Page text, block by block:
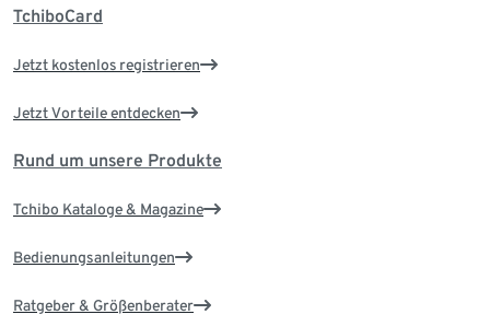
TchiboCard
Jetzt kostenlos registrieren
Jetzt Vorteile entdecken
Rund um unsere Produkte
Tchibo Kataloge & Magazine
Bedienungsanleitungen
Ratgeber & Größenberater